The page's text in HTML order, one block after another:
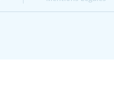
Mentions Légales